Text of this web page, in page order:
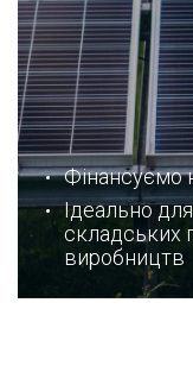
Фінансуємо
Ідеально
складських
виробництв